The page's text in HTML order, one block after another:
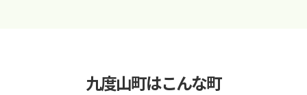
九度山町はこんな町